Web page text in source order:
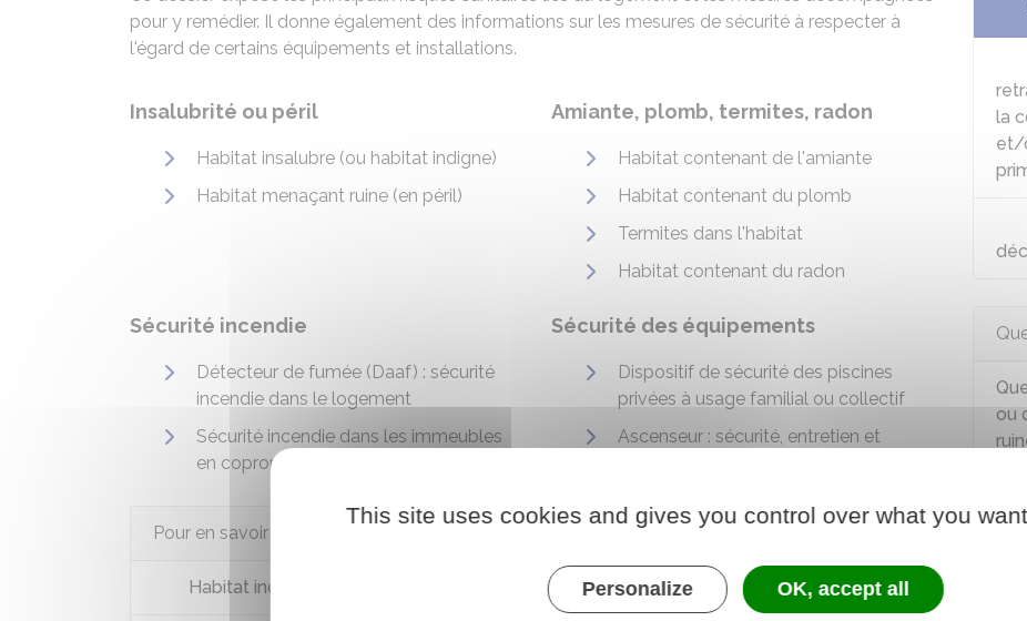
pour y remédier. Il donne également des informations sur les mesures de sécurité à respecter à
l'égard de certains équipements et installations.
Insalubrité ou péril
Habitat insalubre (ou habitat indigne)
Habitat menaçant ruine (en péril)
Amiante, plomb, termites, radon
Habitat contenant de l'amiante
Habitat contenant du plomb
Termites dans l'habitat
Habitat contenant du radon
Sécurité incendie
Détecteur de fumée (Daaf) : sécurité
incendie dans le logement
Sécurité incendie dans les immeubles
en copropriété
Sécurité des équipements
Dispositif de sécurité des piscines
privées à usage familial ou collectif
Ascenseur : sécurité, entretien et
Pour en savoir plus
Habitat indigne (insalubre, péril, ...) : quel recours ?
la
et/
ou
This site uses cookies and gives you control over what you
Personalize OK, accept all